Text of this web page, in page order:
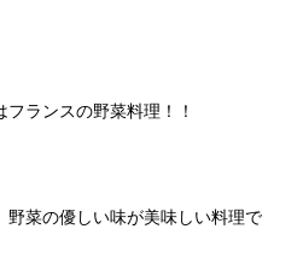
ランスの野菜料理！！
野菜の優しい味が美味しい料理で